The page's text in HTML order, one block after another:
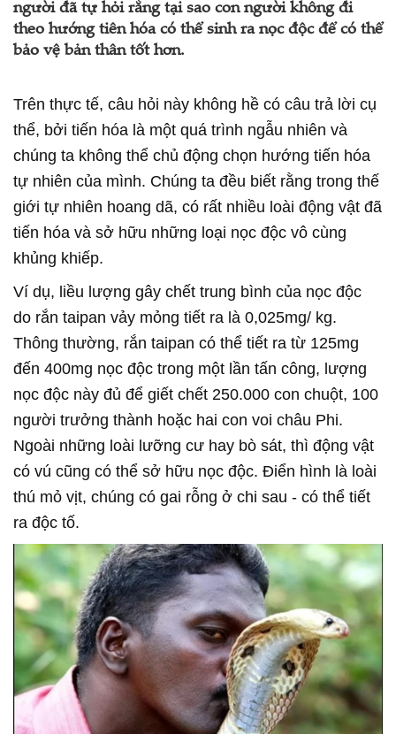
người đã tự hỏi rằng tại sao con người không đi
theo hướng tiên hóa có thể sinh ra nọc độc để có thể
bảo vệ bản thân tốt hơn.
Trên thực tế, câu hỏi này không hề có câu trả lời cụ
thể, bởi tiến hóa là một quá trình ngẫu nhiên và
chúng ta không thể chủ động chọn hướng tiến hóa
tự nhiên của mình. Chúng ta đều biết rằng trong thế
giới tự nhiên hoang dã, có rất nhiều loài động vật đã
tiến hóa và sở hữu những loại nọc độc vô cùng
khủng khiếp.
Ví dụ, liều lượng gây chết trung bình của nọc độc
do rắn taipan vảy mỏng tiết ra là 0,025mg/ kg.
Thông thường, rắn taipan có thể tiết ra từ 125mg
đến 400mg nọc độc trong một lần tấn công, lượng
nọc độc này đủ để giết chết 250.000 con chuột, 100
người trưởng thành hoặc hai con voi châu Phi.
Ngoài những loài lưỡng cư hay bò sát, thì động vật
có vú cũng có thể sở hữu nọc độc. Điển hình là loài
thú mỏ vịt, chúng có gai rỗng ở chi sau - có thể tiết
ra độc tố.